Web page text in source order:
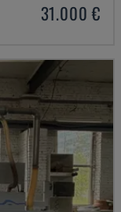
31.000 €